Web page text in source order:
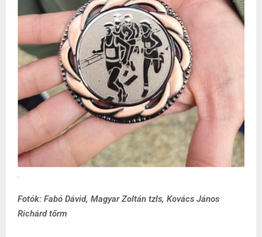
Fotók: Fabó Dávid, Magyar Zoltán tzls, Kovács János
Richárd tőrm